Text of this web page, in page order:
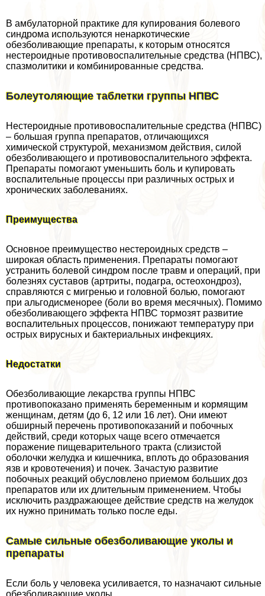
В амбулаторной пpaктике для купирования болевого
синдрома используются ненаркотические
обезболивающие препараты, к которым относятся
нестероидные противовоспалительные средства (НПВС),
спазмолитики и комбинированные средства.
Болеутоляющие таблетки группы НПВС
Нестероидные противовоспалительные средства (НПВС)
– большая группа препаратов, отличающихся
химической структурой, механизмом действия, силой
обезболивающего и противовоспалительного эффекта.
Препараты помогают уменьшить боль и купировать
воспалительные процессы при различных острых и
хронических заболеваниях.
Преимущества
Основное преимущество нестероидных средств –
широкая область применения. Препараты помогают
устранить болевой синдром после травм и операций, при
болезнях суставов (артриты, подагра, остеохондроз),
справляются с мигренью и головной болью, помогают
при альгодисменорее (боли во время мecячных). Помимо
обезболивающего эффекта НПВС тормозят развитие
воспалительных процессов, понижают температуру при
острых вирусных и бактериальных инфекциях.
Недостатки
Обезболивающие лекарства группы НПВС
противопоказано применять беременным и кормящим
женщинам, детям (до 6, 12 или 16 лет). Они имеют
обширный перечень противопоказаний и побочных
действий, среди которых чаще всего отмечается
поражение пищеварительного тpaкта (слизистой
оболочки желудка и кишечника, вплоть до образования
язв и кровотечения) и почек. Зачастую развитие
побочных реакций обусловлено приемом больших доз
препаратов или их длительным применением. Чтобы
исключить раздражающее действие средств на желудок
их нужно принимать только после еды.
Самые сильные обезболивающие уколы и
препараты
Если боль у человека усиливается, то назначают сильные
обезболивающие уколы.